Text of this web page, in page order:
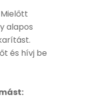
alapos
és hívj be